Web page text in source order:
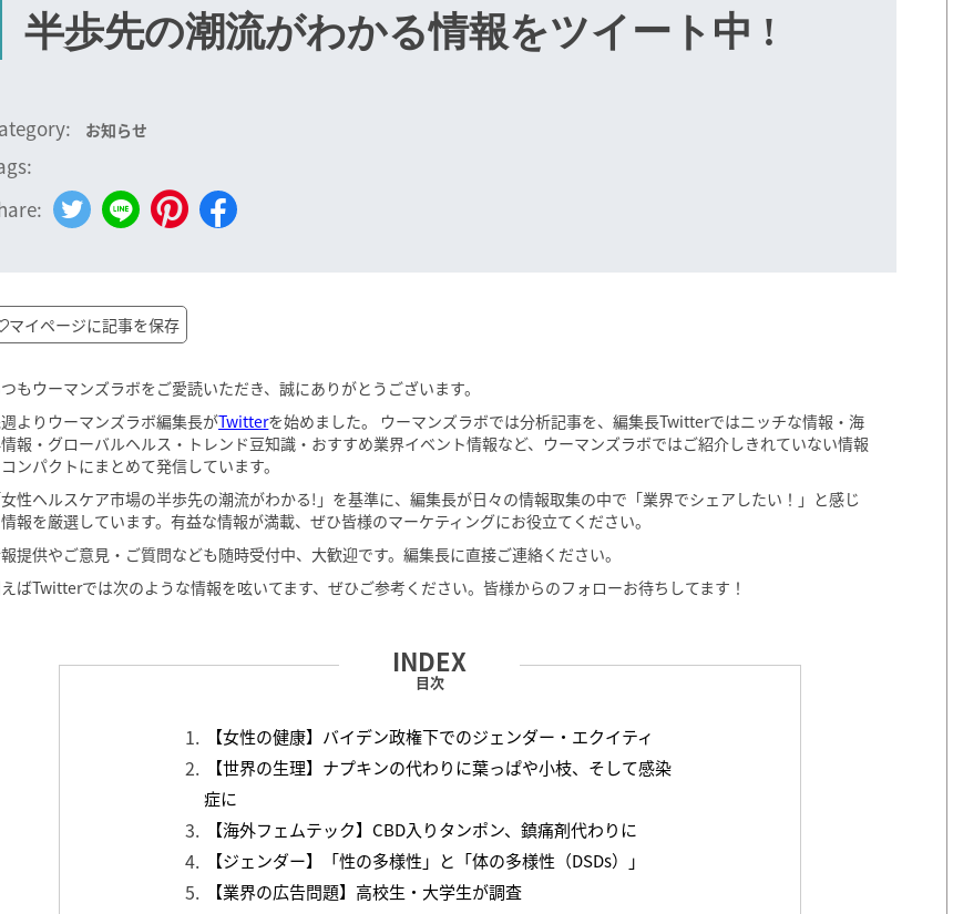
半歩先の潮流がわかる情報をツイート中 !
お知らせ
マイページに記事を保存
もウーマンズラボをご愛読いただき、誠にありがとうございます。
よりウーマンズラボ編集長がTwitterを始めました。 ウーマンズラボでは分析記事を、編集長Twitterではニッチな情報・海
報・グローバルヘルス・トレンド豆知識・おすすめ業界イベント情報など、ウーマンズラボではご紹介しきれていない情報
ンパクトにまとめて発信しています。
女性ヘルスケア市場の半歩先の潮流がわかる!」を基準に、編集長が日々の情報取集の中で「業界でシェアしたい！」と感じ
報を厳選しています。有益な情報が満載、ぜひ皆様のマーケティングにお役立てください。
提供やご意見・ご質問なども随時受付中、大歓迎です。編集長に直接ご連絡ください。
ばTwitterでは次のような情報を呟いてます、ぜひご参考ください。皆様からのフォローお待ちしてます！
目次
【女性の健康】バイデン政権下でのジェンダー・エクイティ
【世界の生理】ナプキンの代わりに葉っぱや小枝、そして感染
症に
【海外フェムテック】CBD入りタンポン、鎮痛剤代わりに
【ジェンダー】「性の多様性」と「体の多様性（DSDs）」
【業界の広告問題】高校生・大学生が調査